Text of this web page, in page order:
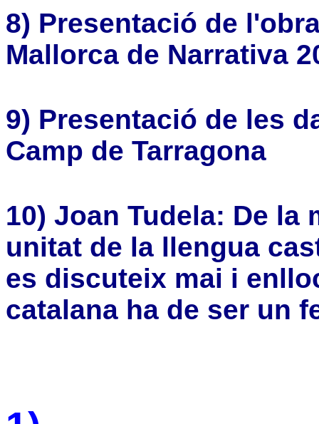
8) Presentació de
Mallorca de Narrativa
9) Presentació de les
Camp de Tarragona
10) Joan Tudela: De la
unitat de la llengua
es discuteix mai i
catalana ha de ser un